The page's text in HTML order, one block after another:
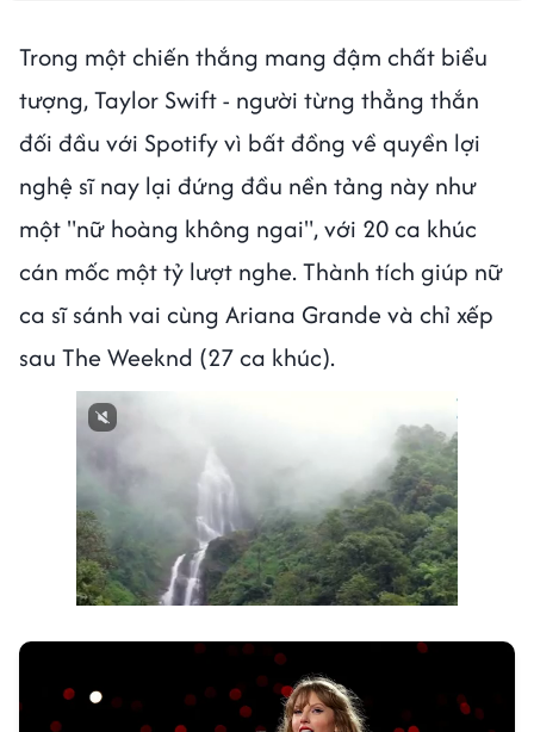
Trong một chiến thắng mang đậm chất biểu
tượng, Taylor Swift - người từng thẳng thắn
đối đầu với Spotify vì bất đồng về quyền lợi
nghệ sĩ nay lại đứng đầu nền tảng này như
một "nữ hoàng không ngai", với 20 ca khúc
cán mốc một tỷ lượt nghe. Thành tích giúp nữ
ca sĩ sánh vai cùng Ariana Grande và chỉ xếp
sau The Weeknd (27 ca khúc).
Next video in 1 Cancel